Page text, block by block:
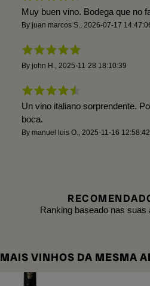
Muy buen vino. Bodega que no
By juan marcos S. 2026-07-17
By john H. 2025-11-28 18:10:39
Un vino italiano sorprendente.
boca.
By manuel luis O. 2025-11-16 12:58:42
Ranking baseado nas
MAIS VINHOS DA MESMA